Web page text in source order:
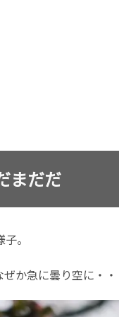
まだだ
。
か急に曇り空に・